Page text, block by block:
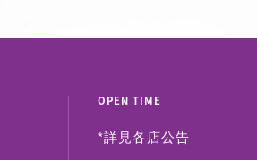
OPEN TIME
*詳見各店公告